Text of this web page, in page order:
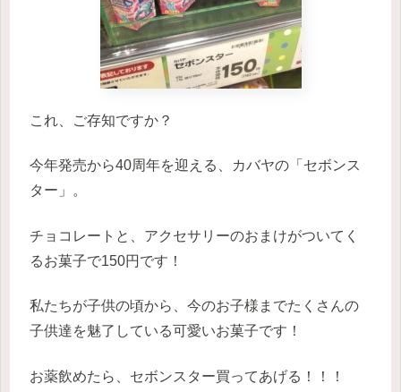
これ、ご存知ですか？
今年発売から40周年を迎える、カバヤの「セボンス
ター」。
チョコレートと、アクセサリーのおまけがついてく
るお菓子で150円です！
私たちが子供の頃から、今のお子様までたくさんの
子供達を魅了している可愛いお菓子です！
お薬飲めたら、セボンスター買ってあげる！！！